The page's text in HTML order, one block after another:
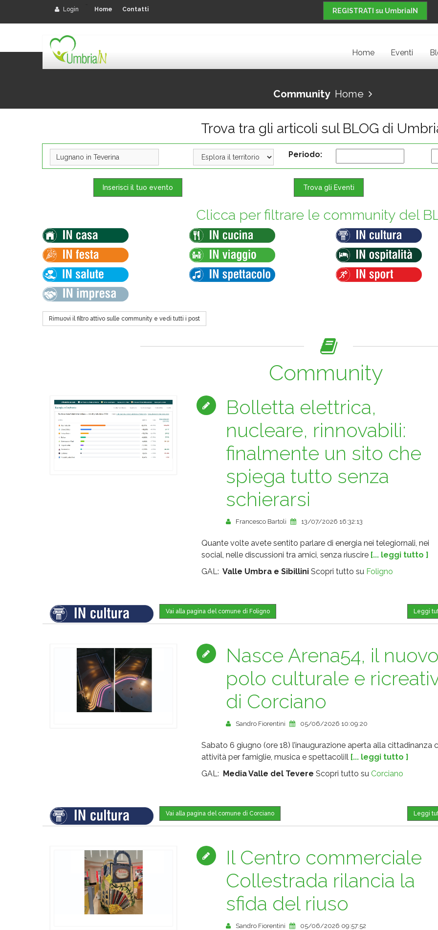
Login Home Contatti REGISTRATI su UmbriaIN
Home Eventi
Community Home
Trova tra gli articoli sul BLOG di
Periodo:
Inserisci il tuo evento Trova gli Eventi
Clicca per filtrare le community del
Rimuovi il filtro attivo sulle community e vedi tutti i post
Community
Bolletta elettrica,
nucleare, rinnovabili:
finalmente un sito che
spiega tutto senza
schierarsi
Francesco Bartoli 13/07/2026 16:32:13
Quante volte avete sentito parlare di energia nei telegiornali, nei
social, nelle discussioni tra amici, senza riuscire [... leggi tutto ]
GAL: Valle Umbra e SibilliniScopri tutto su Foligno
Leggi
Vai alla pagina del comune di Foligno
Nasce Arena54, il nuovo
polo culturale e
di Corciano
Sandro Fiorentini 05/06/2026 10:09:20
Sabato 6 giugno (ore 18) l’inaugurazione aperta alla cittadinanza
attività per famiglie, musica e spettacoliIl [... leggi tutto ]
GAL: Media Valle del Tevere Scopri tutto su Corciano
Leggi
Vai alla pagina del comune di Corciano
Il Centro commerciale
Collestrada rilancia la
sfida del riuso
Sandro Fiorentini 05/06/2026 09:57:52